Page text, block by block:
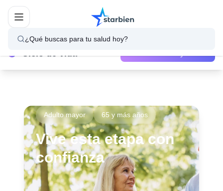
¿Qué buscas para tu salud hoy?
Ciclo de vida
Adulto mayor 65 y más años
Vive esta etapa con
confianza